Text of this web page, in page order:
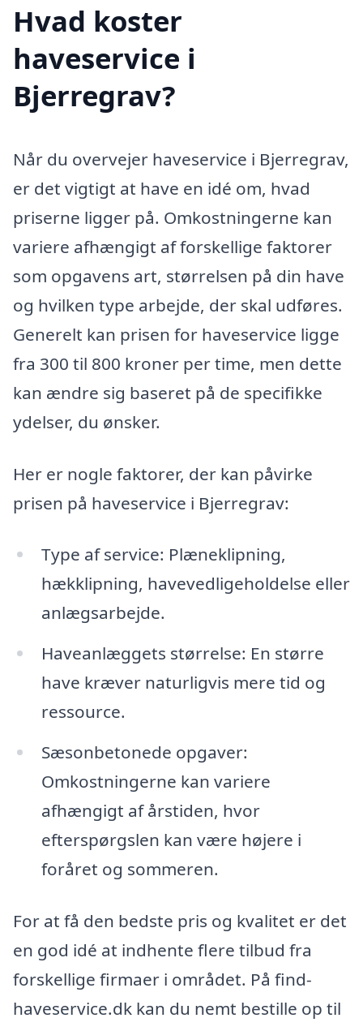
Hvad koster
haveservice i
Bjerregrav?
Når du overvejer haveservice i Bjerregrav,
er det vigtigt at have en idé om, hvad
priserne ligger på. Omkostningerne kan
variere afhængigt af forskellige faktorer
som opgavens art, størrelsen på din have
og hvilken type arbejde, der skal udføres.
Generelt kan prisen for haveservice ligge
fra 300 til 800 kroner per time, men dette
kan ændre sig baseret på de specifikke
ydelser, du ønsker.
Her er nogle faktorer, der kan påvirke
prisen på haveservice i Bjerregrav:
Type af service: Plæneklipning,
hækklipning, havevedligeholdelse eller
anlægsarbejde.
Haveanlæggets størrelse: En større
have kræver naturligvis mere tid og
ressource.
Sæsonbetonede opgaver:
Omkostningerne kan variere
afhængigt af årstiden, hvor
efterspørgslen kan være højere i
foråret og sommeren.
For at få den bedste pris og kvalitet er det
en god idé at indhente flere tilbud fra
forskellige firmaer i området. På find-
haveservice.dk kan du nemt bestille op til